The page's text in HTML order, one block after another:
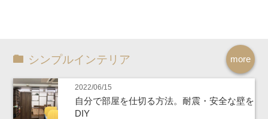
more
シンプルインテリア
2022/06/15
自分で部屋を仕切る方法。耐震・安全な壁を
DIY